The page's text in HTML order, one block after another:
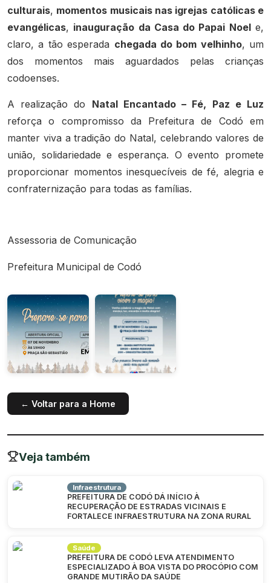
culturais, momentos musicais nas igrejas católicas e
evangélicas, inauguração da Casa do Papai Noele,
claro, a tão esperada chegada do bom velhinho, um
dos momentos mais aguardados pelas crianças
codoenses.
A realização do Natal Encantado – Fé, Paz e Luz
reforça o compromisso da Prefeitura de Codó em
manter viva a tradição do Natal, celebrando valores de
união, solidariedade e esperança. O evento promete
proporcionar momentos inesquecíveis de fé, alegria e
confraternização para todas as famílias.
Assessoria de Comunicação
Prefeitura Municipal de Codó
← Voltar para a Home
Veja também
Infraestrutura
PREFEITURA DE CODÓ DÁ INÍCIO À
RECUPERAÇÃO DE ESTRADAS VICINAIS E
FORTALECE INFRAESTRUTURA NA ZONA RURAL
Saúde
PREFEITURA DE CODÓ LEVA ATENDIMENTO
ESPECIALIZADO À BOA VISTA DO PROCÓPIO COM
GRANDE MUTIRÃO DA SAÚDE